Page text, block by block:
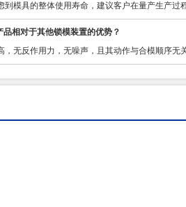
到模具的整体使用寿命，建议客户在量产生产过
相对于其他锁模装置的优势？
，无反作用力，无噪声，且其动作与合模顺序无